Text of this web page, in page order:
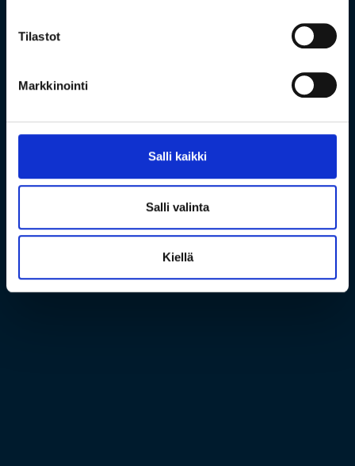
Tilastot
Markkinointi
Salli kaikki
Salli valinta
Kiellä